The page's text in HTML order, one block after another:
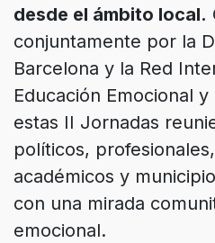
desde el ámbito local.
conjuntamente por la
Barcelona y la Red
Educación Emocional y
estas II Jornadas
políticos,
académicos y
con una mirada
emocional.